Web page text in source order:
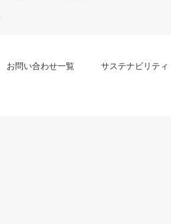
お問い合わせ一覧 サステナビリティ